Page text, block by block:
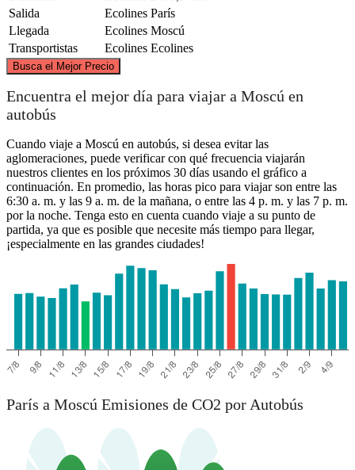
Salida
Ecolines París
Llegada
Ecolines Moscú
Transportistas
Ecolines Ecolines
Busca el Mejor Precio
Paris
©CARTO
Encuentra el mejor día para viajar a Moscú en
autobús
Cuando viaje a Moscú en autobús, si desea evitar las
aglomeraciones, puede verificar con qué frecuencia viajarán
nuestros clientes en los próximos 30 días usando el gráfico a
continuación. En promedio, las horas pico para viajar son entre las
6:30 a. m. y las 9 a. m. de la mañana, o entre las 4 p. m. y las 7 p. m.
por la noche. Tenga esto en cuenta cuando viaje a su punto de
partida, ya que es posible que necesite más tiempo para llegar,
¡especialmente en las grandes ciudades!
París a Moscú Emisiones de CO2 por Autobús